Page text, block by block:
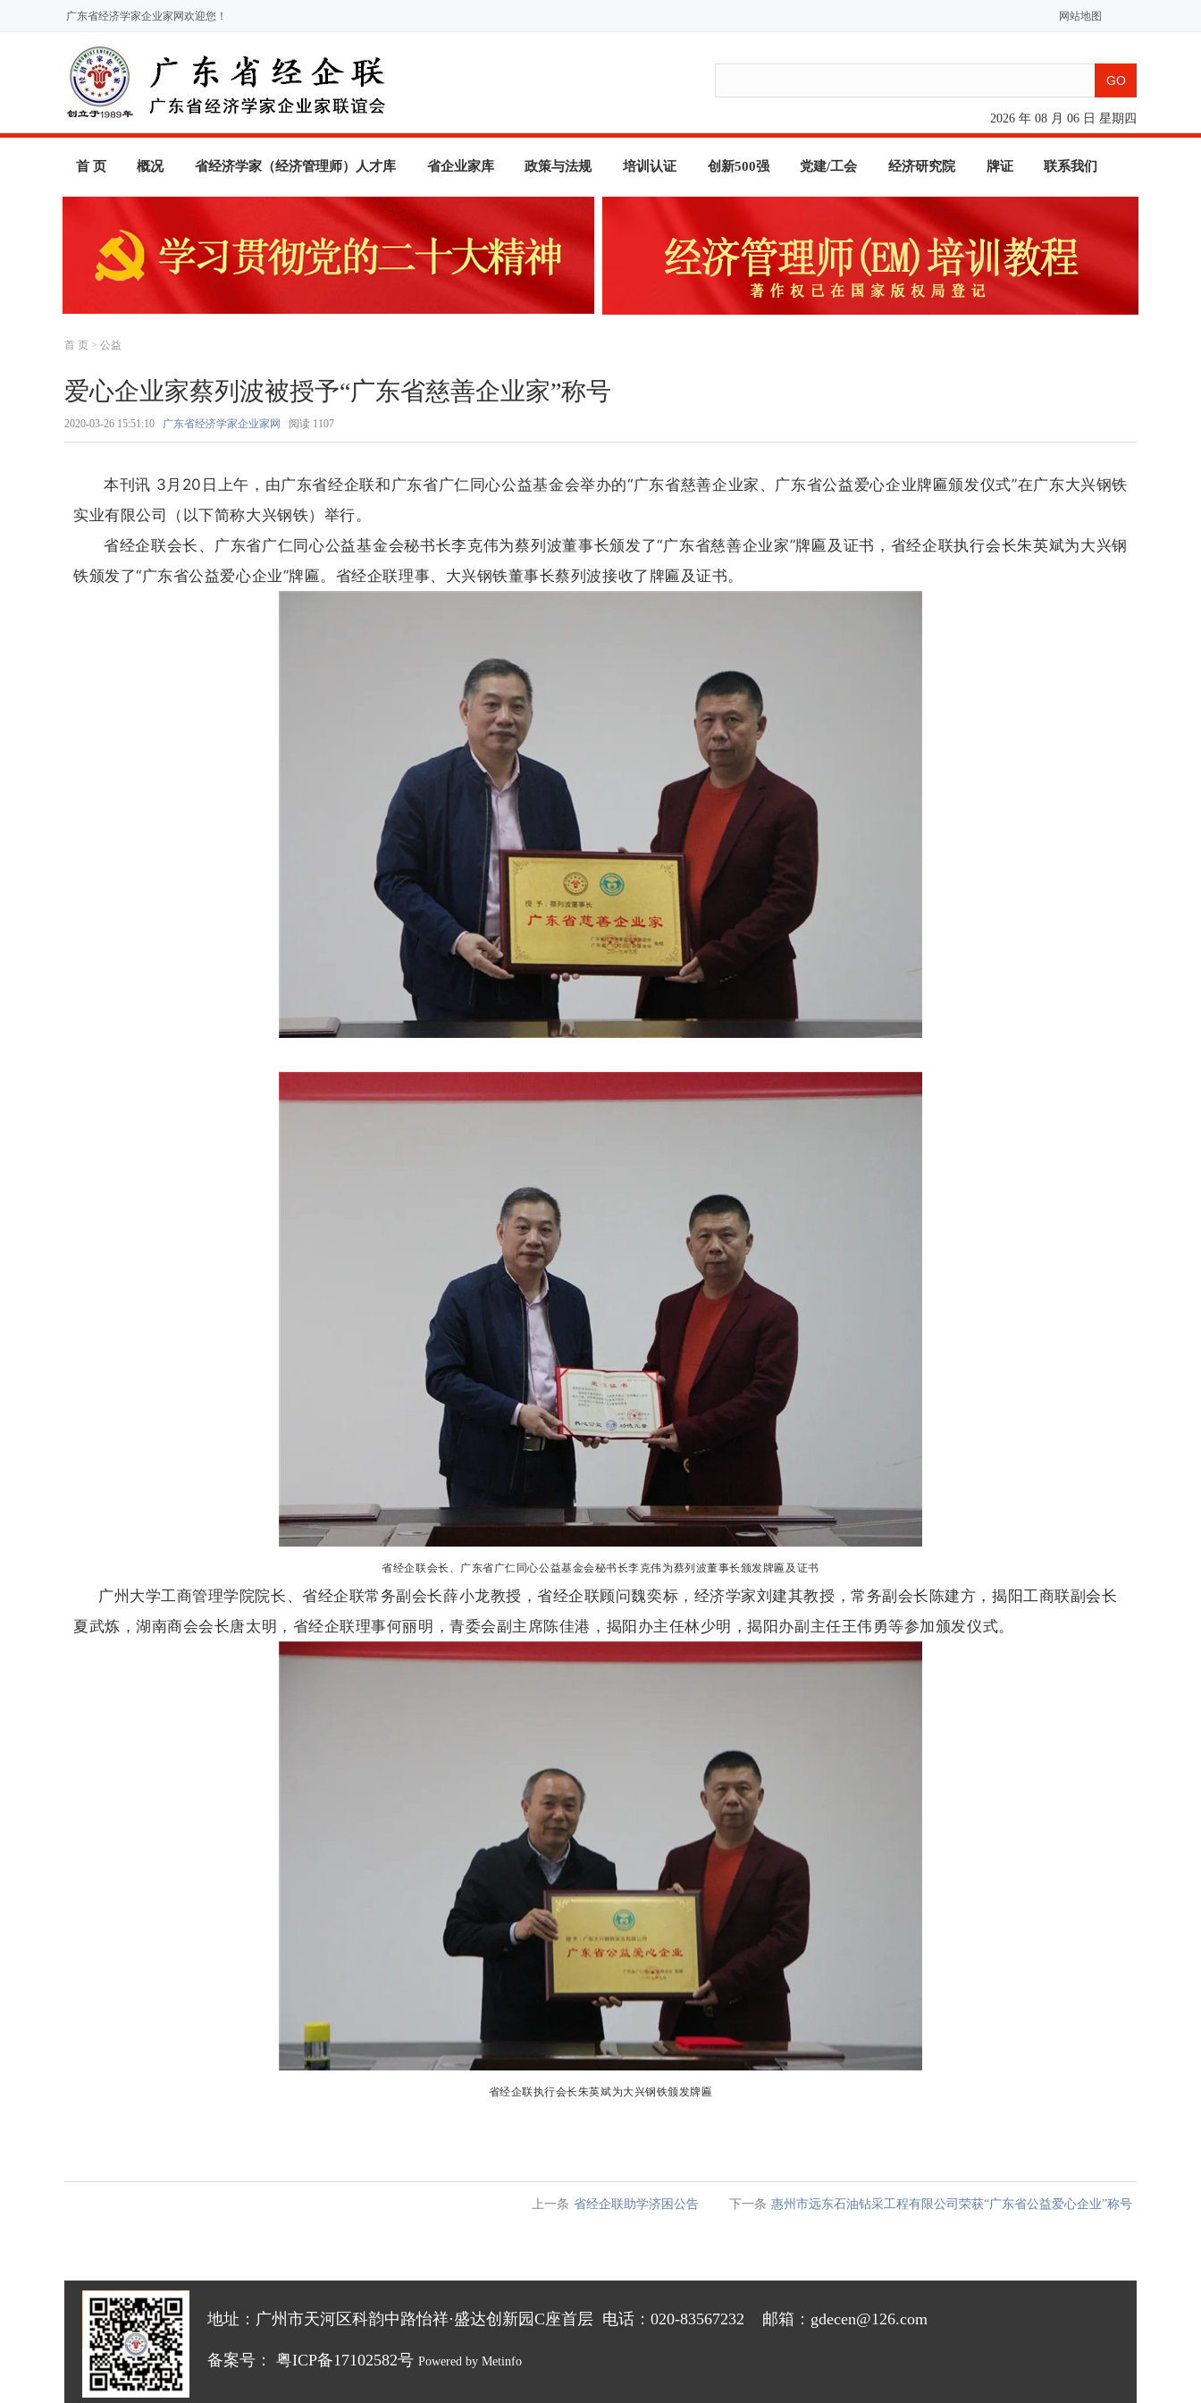
广东省经济学家企业家网欢迎您！ 网站地图
2026 年 08 月 06 日 星期四
首 页 概况 省经济学家（经济管理师）人才库 省企业家库 政策与法规 培训认证 创新500强 党建/工会 经济研究院 牌证 联系我们
首 页 > 公益
爱心企业家蔡列波被授予“广东省慈善企业家”称号
2020-03-26 15:51:10 广东省经济学家企业家网 阅读 1107
本刊讯 3月20日上午，由广东省经企联和广东省广仁同心公益基金会举办的“广东省慈善企业家、广东省公益爱心企业牌匾颁发仪式”在广东大兴钢铁
实业有限公司（以下简称大兴钢铁）举行。
省经企联会长、广东省广仁同心公益基金会秘书长李克伟为蔡列波董事长颁发了“广东省慈善企业家”牌匾及证书，省经企联执行会长朱英斌为大兴钢
铁颁发了“广东省公益爱心企业”牌匾。省经企联理事、大兴钢铁董事长蔡列波接收了牌匾及证书。
省经企联会长、广东省广仁同心公益基金会秘书长李克伟为蔡列波董事长颁发牌匾及证书
广州大学工商管理学院院长、省经企联常务副会长薛小龙教授，省经企联顾问魏奕标，经济学家刘建其教授 ，常务副会长陈建方，揭阳工商联副会长
夏武炼，湖南商会会长唐太明，省经企联理事何丽明，青委会副主席陈佳港，揭阳办主任林少明，揭阳办副主任王伟勇等参加颁发仪式。
省经企联执行会长朱英斌为大兴钢铁颁发牌匾
上一条 省经企联助学济困公告 下一条 惠州市远东石油钻采工程有限公司荣获“广东省公益爱心企业”称号
地址：广州市天河区科韵中路怡祥·盛达创新园C座首层 电话：020-83567232 邮箱：gdecen@126.com
备案号： 粤ICP备17102582号 Powered by Metinfo